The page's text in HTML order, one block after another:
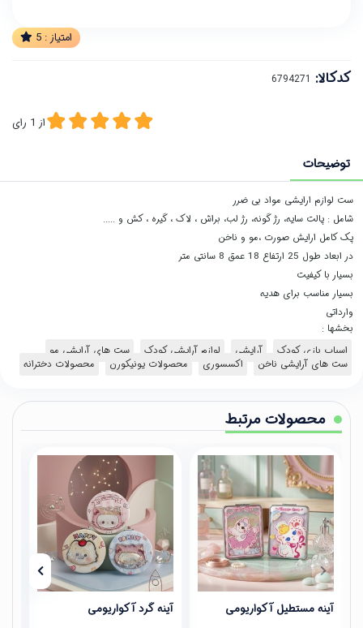
امتیاز : 5
کدکالا:
از 1 رای
توضیحات
ست لوازم ارایشی مواد بی ضرر
شامل : پالت سایه، رژ گونه، رژ لب، براش ، لاک ، گیره ، کش و .....
پک کامل ارایش صورت ،مو و ناخن
در ابعاد طول 25 ارتفاع 18 عمق 8 سانتی متر
بسیار با کیفیت
بسیار مناسب برای هدیه
وارداتی
بخشها :
اسباب بازی کودک
آرایشی لوازم آرایشی کودک
ست های آرایشی مو
ست های آرایشی ناخن
اکسسوری محصولات یونیکورن محصولات دخترانه
محصولات مرتبط
آینه مستطیل آکواریومی آینه گرد آکواریومی